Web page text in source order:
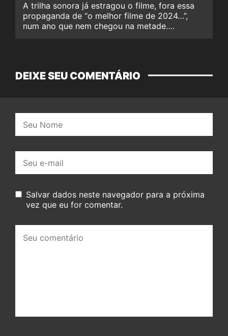
A trilha sonora já estragou o filme, fora essa
propaganda de “o melhor filme de 2024…”,
num ano que nem chegou na metade….
DEIXE SEU COMENTÁRIO
mail:
Salvar dados neste navegador para a próxima
vez que eu for comentar.
comentário: